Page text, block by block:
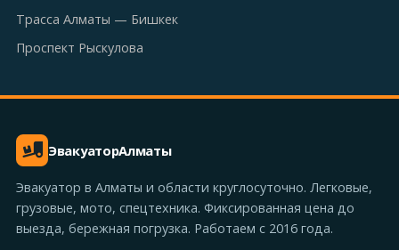
Трасса Алматы — Бишкек
Проспект Рыскулова
ЭвакуаторАлматы
Эвакуатор в Алматы и области круглосуточно. Легковые,
грузовые, мото, спецтехника. Фиксированная цена до
выезда, бережная погрузка. Работаем с 2016 года.